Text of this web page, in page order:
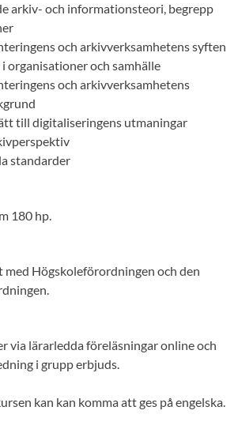
arkiv- och informationsteori, begrepp
och arkivverksamhetens syften
organisationer och samhälle
och arkivverksamhetens
till digitaliseringens utmaningar
standarder
180 hp.
med Högskoleförordningen och den
via lärarledda föreläsningar online och
i grupp erbjuds.
kan kan komma att ges på engelska.